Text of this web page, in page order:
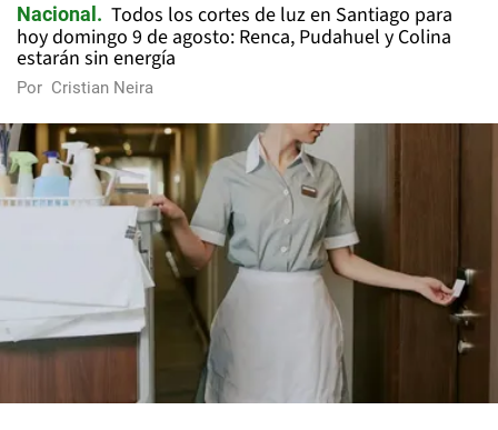
Nacional
Todos los cortes de luz en Santiago para
hoy domingo 9 de agosto: Renca, Pudahuel y Colina
estarán sin energía
Por Cristian Neira